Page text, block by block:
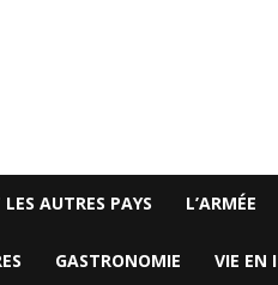
AUTRES PAYS L’ARMÉE
GASTRONOMIE VIE EN